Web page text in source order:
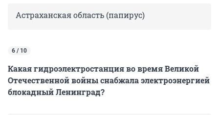
Астраханская область (папирус)
6 / 10
Какая гидроэлектростанция во время Великой
Отечественной войны снабжала электроэнергией
блокадный Ленинград?